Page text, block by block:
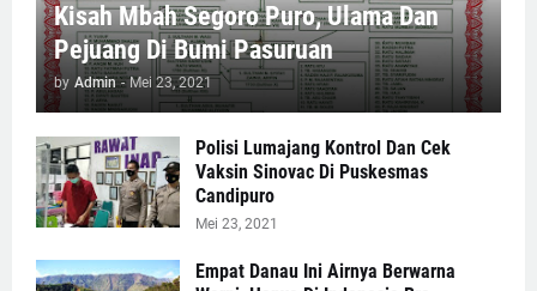
Kisah Mbah Segoro Puro, Ulama Dan
Pejuang Di Bumi Pasuruan
by Admin - Mei 23, 2021
Polisi Lumajang Kontrol Dan Cek
Vaksin Sinovac Di Puskesmas
Candipuro
Mei 23, 2021
Empat Danau Ini Airnya Berwarna